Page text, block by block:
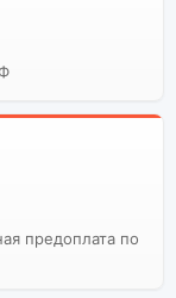
предоплата по